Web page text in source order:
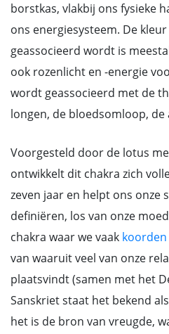
borstkas, vlakbij ons fysieke
ons energiesysteem. De
geassocieerd wordt is
ook rozenlicht en -energie
wordt geassocieerd met de
longen, de bloedsomloop,
Voorgesteld door de lotus
ontwikkelt dit chakra zich
zeven jaar en helpt ons onze
definiëren, los van onze
chakra waar we vaak
van waaruit veel van onze
plaatsvindt (samen met het
Sanskriet staat het bekend
het is de bron van vreugde,